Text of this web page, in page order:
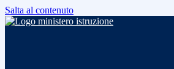
Salta al contenuto